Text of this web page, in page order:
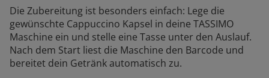
Die Zubereitung ist besonders einfach: Lege die
gewünschte Cappuccino Kapsel in deine TASSIMO
Maschine ein und stelle eine Tasse unter den Auslauf.
Nach dem Start liest die Maschine den Barcode und
bereitet dein Getränk automatisch zu.